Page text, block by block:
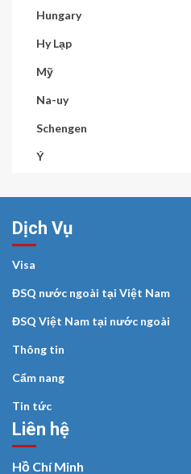
Hungary
Hy Lạp
Mỹ
Na-uy
Schengen
Ý
Dịch Vụ
Visa
ĐSQ nước ngoài tại Việt Nam
ĐSQ Việt Nam tại nước ngoài
Thông tin
Cẩm nang
Tin tức
Liên hệ
Hồ Chí Minh